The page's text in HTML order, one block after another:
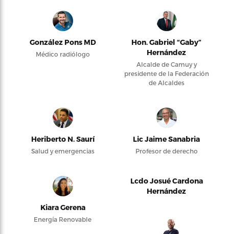
González Pons MD
Médico radiólogo
Hon. Gabriel “Gaby”
Hernández
Alcalde de Camuy y
presidente de la Federación
de Alcaldes
Heriberto N. Saurí
Salud y emergencias
Lic Jaime Sanabria
Profesor de derecho
Kiara Gerena
Energía Renovable
Lcdo Josué Cardona
Hernández